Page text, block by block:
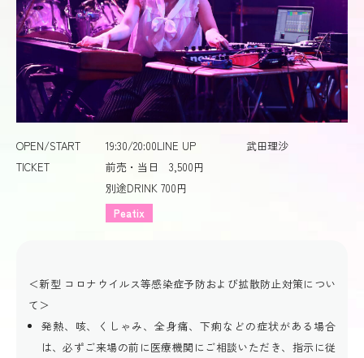
OPEN/START 19:30/20:00LINE UP
武田理沙
TICKET
前売・当日 3,500円
別途DRINK 700円
Peatix
＜新型 コロナウイルス等感染症予防および拡散防止対策につい
て＞
発熱、咳、くしゃみ、全身痛、下痢などの症状がある場合
は、必ずご来場の前に医療機関にご相談いただき、指示に従